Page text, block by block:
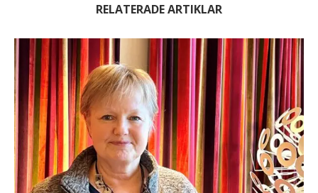
RELATERADE ARTIKLAR